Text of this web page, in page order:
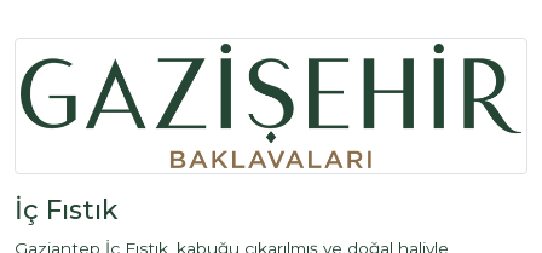
İç Fıstık
Gaziantep İç Fıstık, kabuğu çıkarılmış ve doğal haliyle